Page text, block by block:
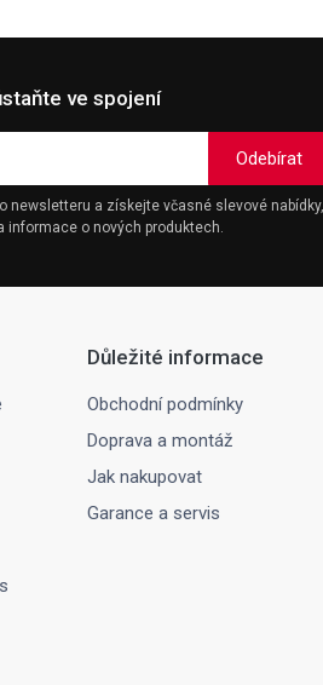
ve spojení
newsletteru a získejte včasné slevové nabídky,
informace o nových produktech.
Důležité informace
Obchodní podmínky
Doprava a montáž
Jak nakupovat
Garance a servis